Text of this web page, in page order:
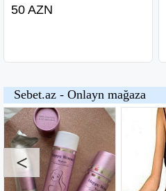
50 AZN